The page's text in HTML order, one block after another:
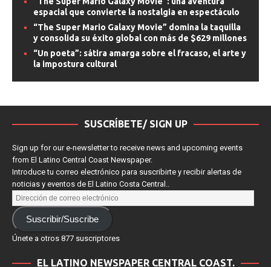
“The Super Mario Galaxy Movie”: una aventura
espacial que convierte la nostalgia en espectáculo
“The Super Mario Galaxy Movie” domina la taquilla
y consolida su éxito global con más de $629 millones
“Un poeta”: sátira amarga sobre el fracaso, el arte y
la impostura cultural
SUSCRÍBETE/ SIGN UP
Sign up for our e-newsletter to receive news and upcoming events
from El Latino Central Coast Newspaper.
Introduce tu correo electrónico para suscribirte y recibir alertas de
noticias y eventos de El Latino Costa Central..
Únete a otros 877 suscriptores